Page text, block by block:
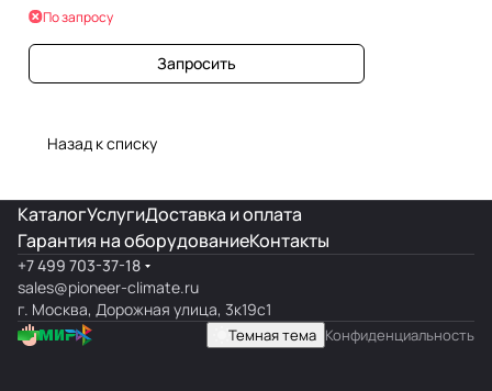
По запросу
Запросить
Назад к списку
КаталогУслугиДоставка и оплата
Гарантия на оборудованиеКонтакты
+7 499 703-37-18
sales@pioneer-climate.ru
г. Москва, Дорожная улица, 3к19с1
Темная тема Конфиденциальность